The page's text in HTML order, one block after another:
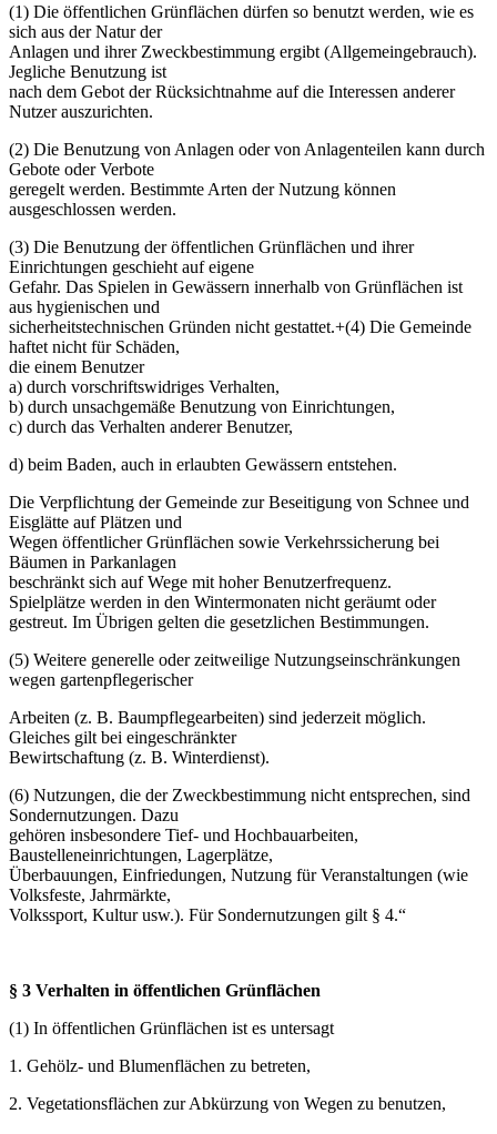
(1) Die öffentlichen Grünflächen dürfen so benutzt werden, wie es
sich aus der Natur der
Anlagen und ihrer Zweckbestimmung ergibt (Allgemeingebrauch).
Jegliche Benutzung ist
nach dem Gebot der Rücksichtnahme auf die Interessen anderer
Nutzer auszurichten.
(2) Die Benutzung von Anlagen oder von Anlagenteilen kann durch
Gebote oder Verbote
geregelt werden. Bestimmte Arten der Nutzung können
ausgeschlossen werden.
(3) Die Benutzung der öffentlichen Grünflächen und ihrer
Einrichtungen geschieht auf eigene
Gefahr. Das Spielen in Gewässern innerhalb von Grünflächen ist
aus hygienischen und
sicherheitstechnischen Gründen nicht gestattet.+(4) Die Gemeinde
haftet nicht für Schäden,
die einem Benutzer
a) durch vorschriftswidriges Verhalten,
b) durch unsachgemäße Benutzung von Einrichtungen,
c) durch das Verhalten anderer Benutzer,
d) beim Baden, auch in erlaubten Gewässern entstehen.
Die Verpflichtung der Gemeinde zur Beseitigung von Schnee und
Eisglätte auf Plätzen und
Wegen öffentlicher Grünflächen sowie Verkehrssicherung bei
Bäumen in Parkanlagen
beschränkt sich auf Wege mit hoher Benutzerfrequenz.
Spielplätze werden in den Wintermonaten nicht geräumt oder
gestreut. Im Übrigen gelten die gesetzlichen Bestimmungen.
(5) Weitere generelle oder zeitweilige Nutzungseinschränkungen
wegen gartenpflegerischer
Arbeiten (z. B. Baumpflegearbeiten) sind jederzeit möglich.
Gleiches gilt bei eingeschränkter
Bewirtschaftung (z. B. Winterdienst).
(6) Nutzungen, die der Zweckbestimmung nicht entsprechen, sind
Sondernutzungen. Dazu
gehören insbesondere Tief- und Hochbauarbeiten,
Baustelleneinrichtungen, Lagerplätze,
Überbauungen, Einfriedungen, Nutzung für Veranstaltungen (wie
Volksfeste, Jahrmärkte,
Volkssport, Kultur usw.). Für Sondernutzungen gilt § 4.“
§ 3 Verhalten in öffentlichen Grünflächen
(1) In öffentlichen Grünflächen ist es untersagt
1. Gehölz- und Blumenflächen zu betreten,
2. Vegetationsflächen zur Abkürzung von Wegen zu benutzen,